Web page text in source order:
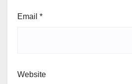
Email *
Website